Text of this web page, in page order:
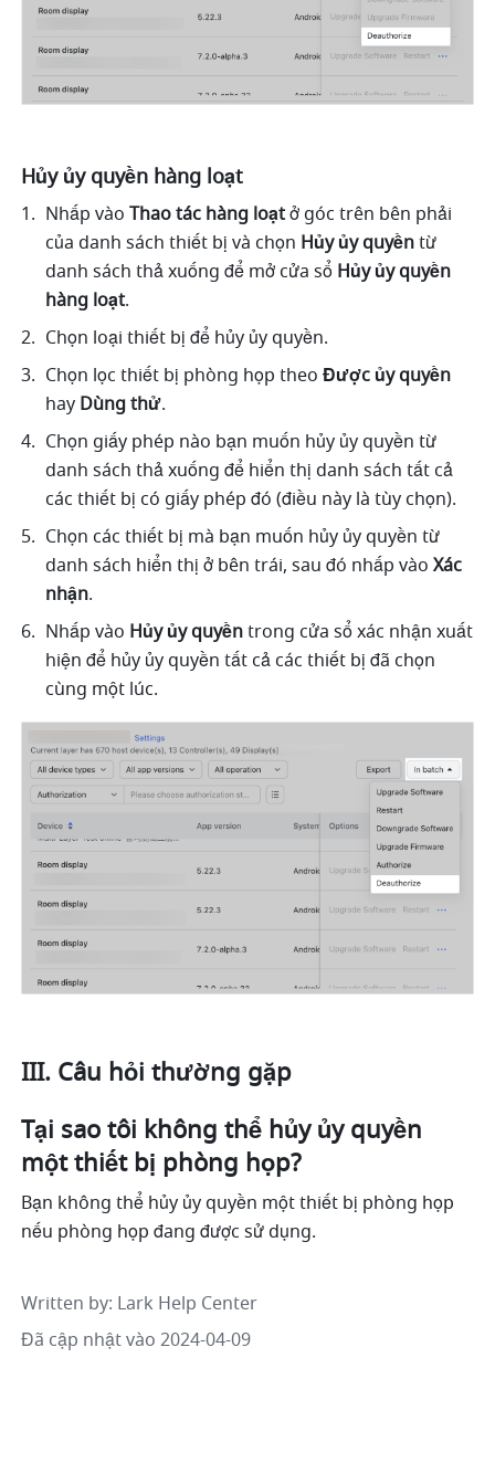
Hủy ủy quyền hàng loạt
Nhấp vào Thao tác hàng loạt ở góc trên bên phải
của danh sách thiết bị và chọn Hủy ủy quyền từ
danh sách thả xuống để mở cửa sổ Hủy ủy quyền
hàng loạt.
Chọn loại thiết bị để hủy ủy quyền.
Chọn lọc thiết bị phòng họp theo Được ủy quyền
hay Dùng thử.
Chọn giấy phép nào bạn muốn hủy ủy quyền từ
danh sách thả xuống để hiển thị danh sách tất cả
các thiết bị có giấy phép đó (điều này là tùy chọn).
Chọn các thiết bị mà bạn muốn hủy ủy quyền từ
danh sách hiển thị ở bên trái, sau đó nhấp vào Xác
nhận.
Nhấp vào Hủy ủy quyền trong cửa sổ xác nhận xuất
hiện để hủy ủy quyền tất cả các thiết bị đã chọn
cùng một lúc.
III. Câu hỏi thường gặp
Tại sao tôi không thể hủy ủy quyền
một thiết bị phòng họp?
Bạn không thể hủy ủy quyền một thiết bị phòng họp
nếu phòng họp đang được sử dụng.
Written by: Lark Help Center
Đã cập nhật vào 2024-04-09